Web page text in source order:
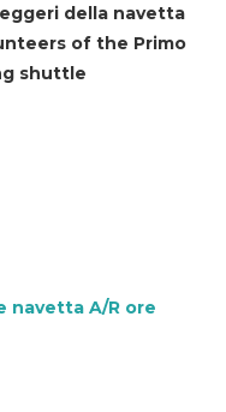
della navetta
of the Primo
shuttle
navetta A/R ore